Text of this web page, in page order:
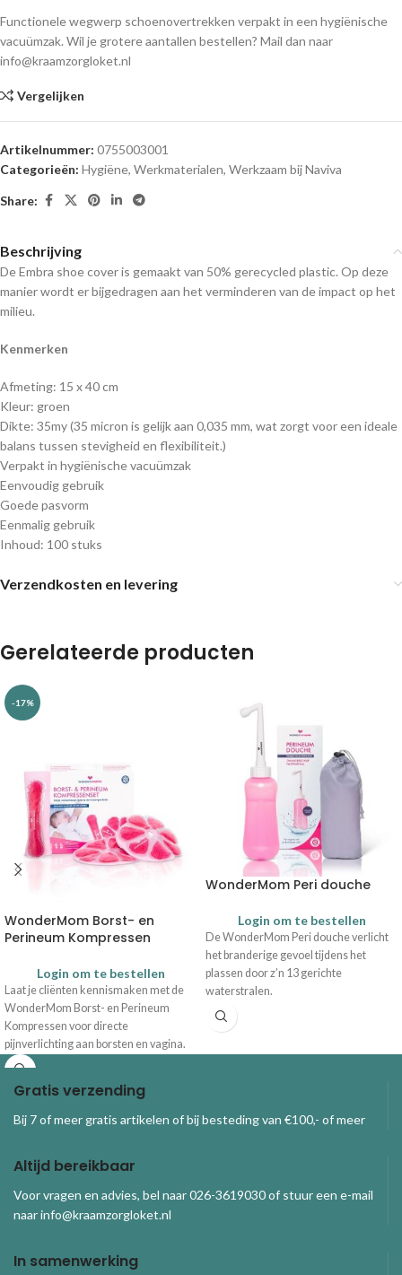
Functionele wegwerp schoenovertrekken verpakt in een hygiënische
vacuümzak. Wil je grotere aantallen bestellen? Mail dan naar
info@kraamzorgloket.nl
Vergelijken
Artikelnummer: 0755003001
Categorieën: Hygiëne, Werkmaterialen, Werkzaam bij Naviva
Share:
Beschrijving
De Embra shoe cover is gemaakt van 50% gerecycled plastic. Op deze
manier wordt er bijgedragen aan het verminderen van de impact op het
milieu.
Kenmerken
Afmeting: 15 x 40 cm
Kleur: groen
Dikte: 35my (35 micron is gelijk aan 0,035 mm, wat zorgt voor een ideale
balans tussen stevigheid en flexibiliteit.)
Verpakt in hygiënische vacuümzak
Eenvoudig gebruik
Goede pasvorm
Eenmalig gebruik
Inhoud: 100 stuks
Verzendkosten en levering
Gerelateerde producten
-17%
WonderMom Borst- en
Perineum Kompressen
Login om te bestellen
Laat je cliënten kennismaken met de
WonderMom Borst- en Perineum
Kompressen voor directe
pijnverlichting aan borsten en vagina.
Deze set bevat
hoezen
1 Perineum parelkompres en 1
WonderMom Peri douche
Login om te bestellen
De WonderMom Peri douche verlicht
het branderige gevoel tijdens het
plassen door z’n 13 gerichte
waterstralen.
Gratis verzending
Bij 7 of meer gratis artikelen of bij besteding van €100,- of meer
Altijd bereikbaar
Voor vragen en advies, bel naar 026-3619030 of stuur een e-mail
naar info@kraamzorgloket.nl
In samenwerking